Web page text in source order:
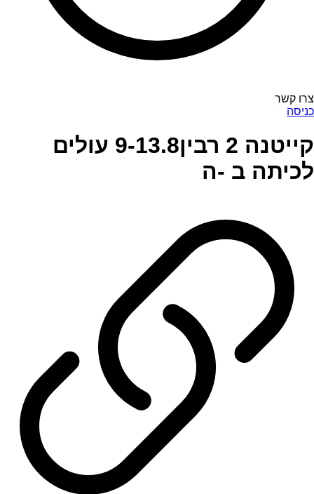
צרו קשר
כניסה
קייטנה 2 רבין9-13.8 עולים
לכיתה ב -ה